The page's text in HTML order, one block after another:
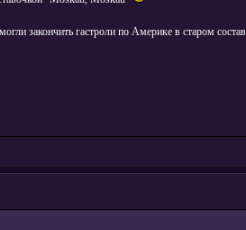
закончить гастроли по Америке в старом